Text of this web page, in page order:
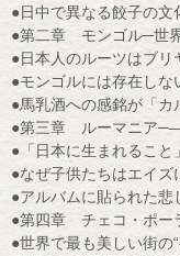
●日中で異なる餃子の
●第二章 モンゴル─世
●日本人のルーツはブリ
●モンゴルには存在しな
●馬乳酒への感銘が「
●第三章 ルーマニア─―
●「日本に生まれること
●なぜ子供たちはエイズ
●アルバムに貼られた
●第四章 チェコ・ポー
●世界で最も美しい街の